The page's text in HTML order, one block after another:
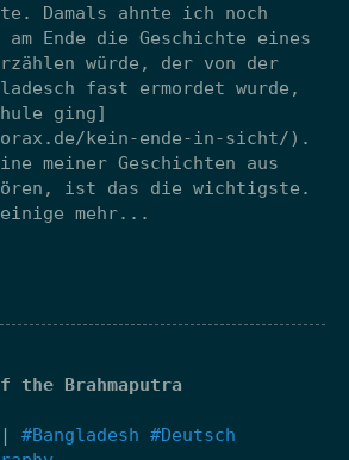
Damals ahnte ich noch
Ende die Geschichte eines
würde, der von der
fast ermordet wurde,
ging]
kein-ende-in-sicht/).
meiner Geschichten aus
ist das die wichtigste.
mehr...
the Brahmaputra
| #Bangladesh #Deutsch